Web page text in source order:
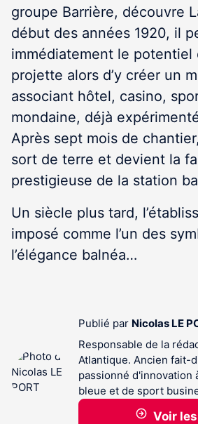
groupe Barrière, découvre
début des années 1920, il
immédiatement le potentiel
projette alors d’y créer un
associant hôtel, casino,
mondaine, déjà
Après sept mois de
sort de terre et devient la
prestigieuse de la station
Un siècle plus tard,
imposé comme l’un des
l’élégance balnéa…
Publié par Nicolas LE
Responsable de la
Atlantique. Ancien fait-
passionné d'innovation
bleue et de sport
Voir